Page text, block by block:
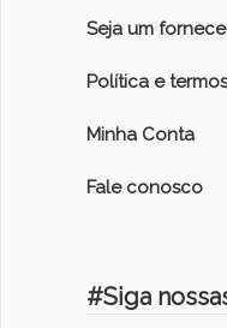
Seja um
Política e
Minha Conta
Fale conosco
#Siga